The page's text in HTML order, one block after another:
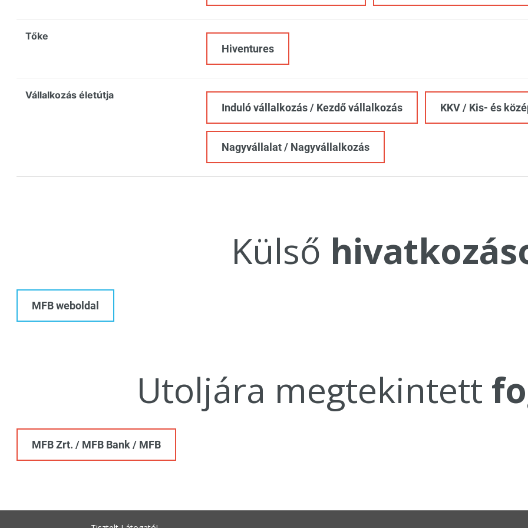
Tőke
Hiventures
Vállalkozás életútja
Induló vállalkozás / Kezdő vállalkozás KKV / Kis- és
Nagyvállalat / Nagyvállalkozás
Külső
MFB weboldal
Utoljára megtekintett
MFB Zrt. / MFB Bank / MFB